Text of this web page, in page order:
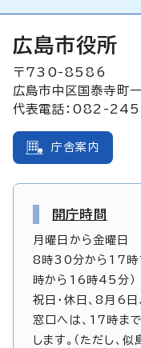
広島市役所
〒730-8586
広島市中区国泰寺町
代表電話：082-
庁舎案内
開庁時間
月曜日から金曜日
8時30分から17時
時から16時45分）
祝日・休日、8月6
窓口へは、17時ま
します。（ただし、